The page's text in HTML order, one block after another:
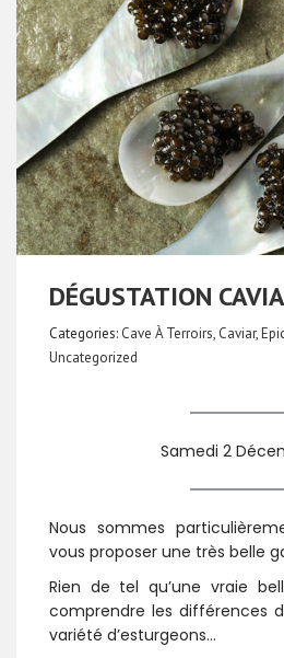
DÉGUSTATION
Categories: Cave À Terroirs, Caviar,
Uncategorized
Samedi 2
Nous sommes
vous proposer une très belle
Rien de tel qu’une vraie
comprendre les différences
variété d’esturgeons…